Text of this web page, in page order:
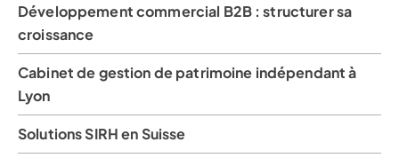
Développement commercial B2B : structurer sa
croissance
Cabinet de gestion de patrimoine indépendant à
Lyon
Solutions SIRH en Suisse